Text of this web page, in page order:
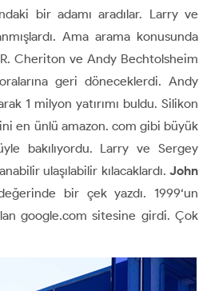
bir adamı aradılar. Larry ve
Ama arama konusunda
Cheriton ve Andy Bechtolsheim
geri döneceklerdi. Andy
1 milyon yatırımı buldu. Silikon
en ünlü amazon. com gibi büyük
bakılıyordu. Larry ve Sergey
ulaşılabilir kılacaklardı. John
bir çek yazdı. 1999‘un
google.com sitesine girdi. Çok